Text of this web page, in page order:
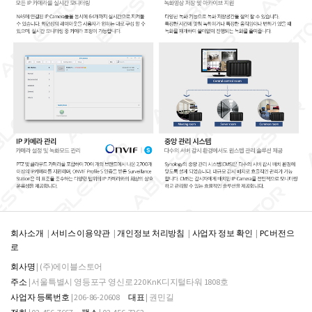
회사소개 서비스 이용약관 개인정보 처리방침 사업자 정보 확인
PC 버전으
로
회사명 | (주)에이블스토어
주소 | 서울특별시 영등포구 영신로 220 KnK디지털타워 1808호
사업자 등록번호 | 206-86-20608 대표 | 권민길